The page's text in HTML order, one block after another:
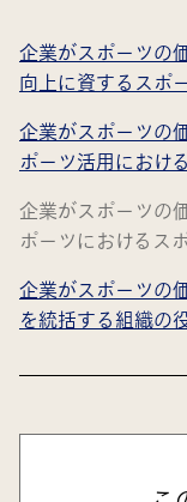
企業がスポーツの
向上に資するスポ
企業がスポーツの
ポーツ活用におけ
企業がスポーツの
ポーツにおけるス
企業がスポーツの
を統括する組織の